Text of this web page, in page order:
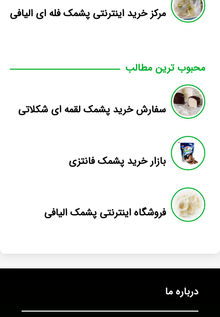
مرکز خرید اینترنتی پشمک فله ای الیافی
محبوب ترین مطالب
سفارش خرید پشمک لقمه ای شکلاتی
بازار خرید پشمک فانتزی
فروشگاه اینترنتی پشمک الیافی
درباره ما